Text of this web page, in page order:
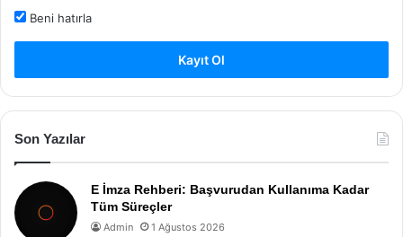
Beni hatırla
Kayıt Ol
Son Yazılar
E İmza Rehberi: Başvurudan Kullanıma Kadar
Tüm Süreçler
Admin 1 Ağustos 2026